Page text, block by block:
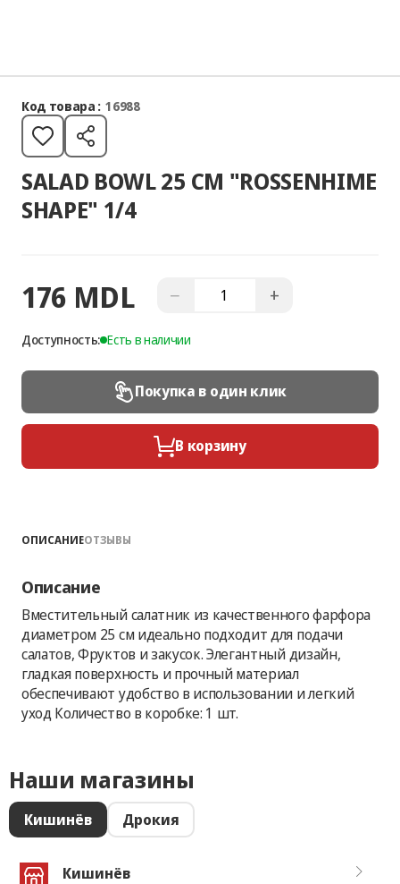
Код товара : 16988
SALAD BOWL 25 CM "ROSSENHIME
SHAPE" 1/4
176 MDL − +
Доступность: Есть в наличии
Покупка в один клик
В корзину
ОПИСАНИЕОТЗЫВЫ
Описание
Вместительный салатник из качественного фарфора
диаметром 25 см идеально подходит для подачи
салатов, Фруктов и закусок. Элегантный дизайн,
гладкая поверхность и прочный материал
обеспечивают удобство в использовании и легкий
уход Количество в коробке: 1 шт.
Наши магазины
Кишинёв Дрокия
Кишинёв